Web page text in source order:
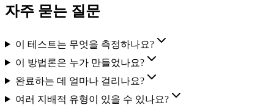
자주 묻는 질문
이 테스트는 무엇을 측정하나요?
이 방법론은 누가 만들었나요?
완료하는 데 얼마나 걸리나요?
여러 지배적 유형이 있을 수 있나요?